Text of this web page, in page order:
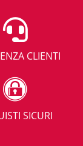
CLIENTI
SICURI